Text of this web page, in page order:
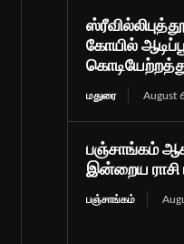
கோயில்
மதுரை August
பஞ்சாங்கம்
இன்றைய
பஞ்சாங்கம்